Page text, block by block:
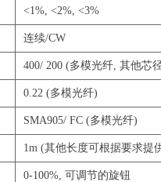
<1%, <2%, <3%
连续/CW
400/ 200 (多模光纤, 其他芯
0.22 (多模光纤)
SMA905/ FC (多模光纤)
1m (其他长度可根据要求提
0-100%, 可调节的旋钮